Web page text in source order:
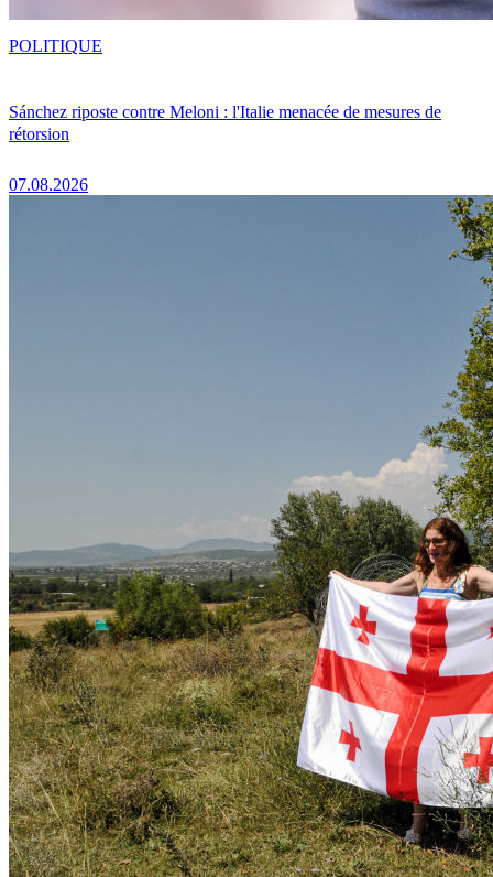
Sánchez riposte contre Meloni : l'Italie menacée de mesures de
rétorsion
07.08.2026
POLITIQUE